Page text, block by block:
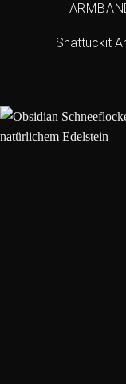
Shattuckit